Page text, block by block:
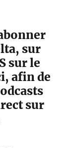
sur
sur le
afin de
sur